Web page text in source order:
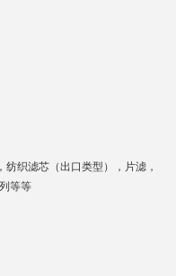
织滤芯（出口类型），片滤，
等等